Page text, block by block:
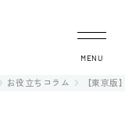
MENU
お役立ちコラム 【東京